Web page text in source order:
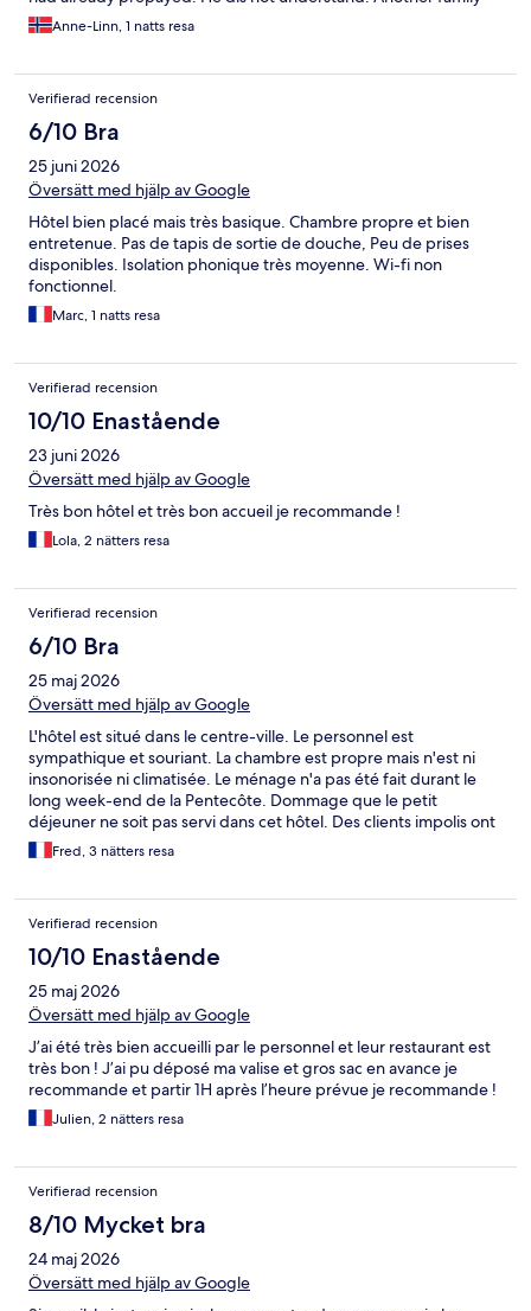
came, and he gave our key to them, and told us that we had not
booked a room, even though I showed him our receipt of
about a 15 minute walk. This hotel was horribly old and smelly.
He took us to an office, and wanted us to pay again. I refused,
and kept showing him and his colleagues the receipt, the proof
that we had payed in advance. More calls, more discussions,
and finally he just made us pay som sort pf taxes for 6 euro, and
we got a room. It was awful! It was small, unclean, og extremely
Anne-Linn, 1 natts resa
Verifierad recension
6/10 Bra
25 juni 2026
Översätt med hjälp av Google
Hôtel bien placé mais très basique. Chambre propre et bien
entretenue. Pas de tapis de sortie de douche, Peu de prises
disponibles. Isolation phonique très moyenne. Wi-fi non
fonctionnel.
Marc, 1 natts resa
Verifierad recension
10/10 Enastående
23 juni 2026
Översätt med hjälp av Google
Très bon hôtel et très bon accueil je recommande !
Lola, 2 nätters resa
Verifierad recension
6/10 Bra
25 maj 2026
Översätt med hjälp av Google
L'hôtel est situé dans le centre-ville. Le personnel est
sympathique et souriant. La chambre est propre mais n'est ni
insonorisée ni climatisée. Le ménage n'a pas été fait durant le
long week-end de la Pentecôte. Dommage que le petit
déjeuner ne soit pas servi dans cet hôtel. Des clients impolis ont
fait un bruit infernal durant deux soirs d'affilées, j'ai été obligé
de le signaler au réceptionniste.
Fred, 3 nätters resa
Verifierad recension
10/10 Enastående
25 maj 2026
Översätt med hjälp av Google
J’ai été très bien accueilli par le personnel et leur restaurant est
très bon ! J’ai pu déposé ma valise et gros sac en avance je
recommande et partir 1H après l’heure prévue je recommande !
Julien, 2 nätters resa
Verifierad recension
8/10 Mycket bra
24 maj 2026
Översätt med hjälp av Google